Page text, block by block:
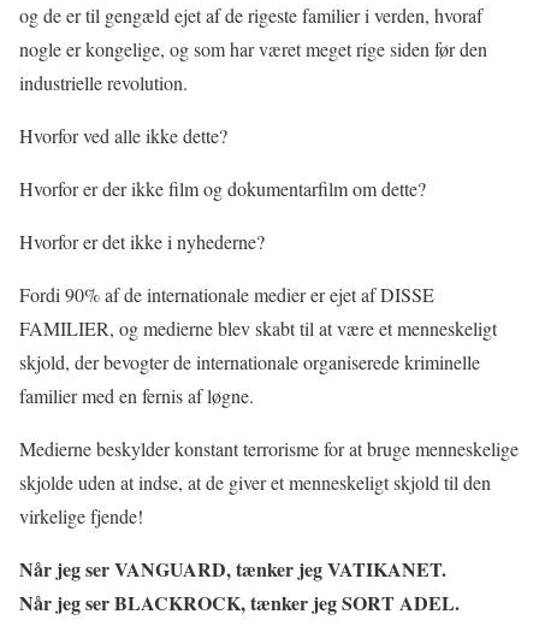
og de er til gengæld ejet af de rigeste familier i verden, hvoraf
nogle er kongelige, og som har været meget rige siden før den
industrielle revolution.
Hvorfor ved alle ikke dette?
Hvorfor er der ikke film og dokumentarfilm om dette?
Hvorfor er det ikke i nyhederne?
Fordi 90% af de internationale medier er ejet af DISSE
FAMILIER, og medierne blev skabt til at være et menneskeligt
skjold, der bevogter de internationale organiserede kriminelle
familier med en fernis af løgne.
Medierne beskylder konstant terrorisme for at bruge menneskelige
skjolde uden at indse, at de giver et menneskeligt skjold til den
virkelige fjende!
Når jeg ser VANGUARD, tænker jeg VATIKANET.
Når jeg ser BLACKROCK, tænker jeg SORT ADEL.